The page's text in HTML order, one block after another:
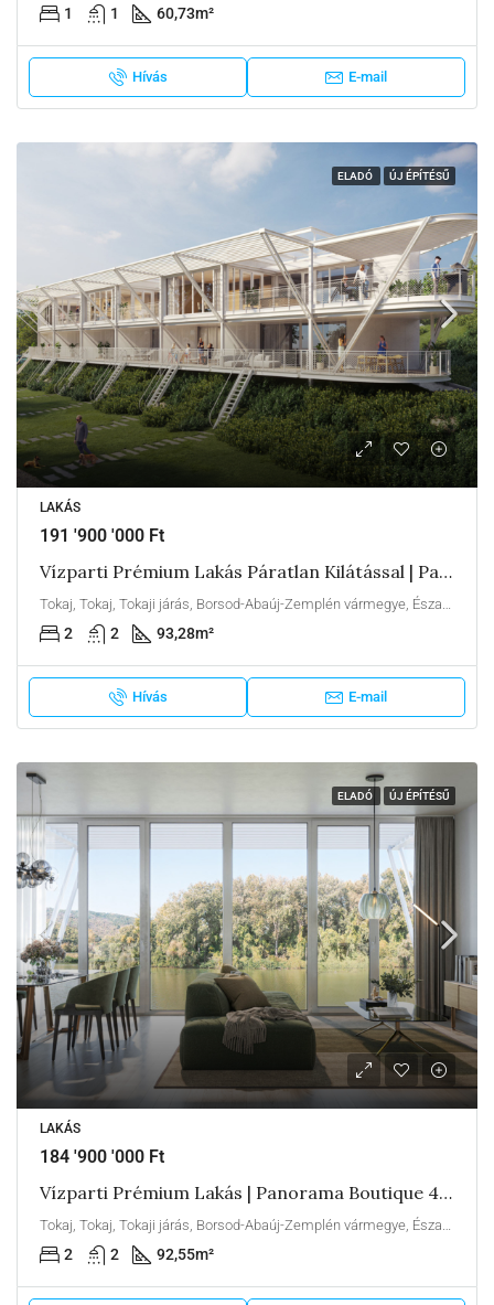
1 1 60,73m²
Hívás E-mail
ELADÓ ÚJ ÉPÍTÉSŰ
LAKÁS
191 '900 '000 Ft
Vízparti Prémium Lakás Páratlan Kilátással | Panorama Boutique 49 G1
Tokaj, Tokaj, Tokaji járás, Borsod-Abaúj-Zemplén vármegye, Észak-Magyarország, Alföld és Észak, Magyarország
2 2 93,28m²
Hívás E-mail
ELADÓ ÚJ ÉPÍTÉSŰ
LAKÁS
184 '900 '000 Ft
Vízparti Prémium Lakás | Panorama Boutique 49 E1
2 2 92,55m²